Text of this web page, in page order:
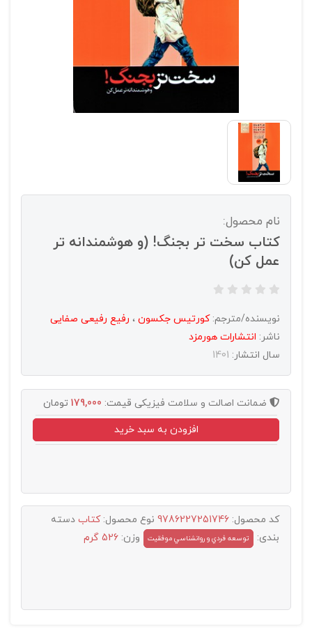
نام محصول:
کتاب سخت تر بجنگ! (و هوشمندانه تر
عمل کن)
نویسنده/مترجم:کورتیس جکسون ، رفیع رفیعی صفایی
ناشر: انتشارات هورمزد
سال انتشار: 1401
ضمانت اصالت و سلامت فیزیکی قیمت: 179,000 تومان
افزودن به سبد خرید
کد محصول: 9786227251746 نوع محصول:کتاب دسته
بندی:
توسعه فردي و روانشناسي موفقيت وزن: 526 گرم